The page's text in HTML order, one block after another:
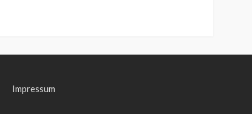
Impressum